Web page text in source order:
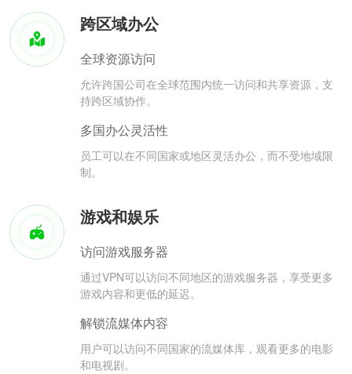
跨区域办公
全球资源访问
允许跨国公司在全球范围内统一访问和共享资源，支
持跨区域协作。
多国办公灵活性
员工可以在不同国家或地区灵活办公，而不受地域限
制。
游戏和娱乐
访问游戏服务器
通过VPN可以访问不同地区的游戏服务器，享受更多
游戏内容和更低的延迟。
解锁流媒体内容
用户可以访问不同国家的流媒体库，观看更多的电影
和电视剧。